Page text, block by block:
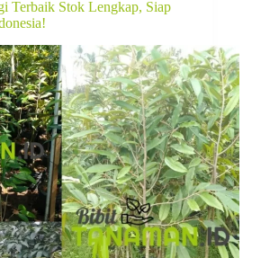
Terbaik Stok Lengkap, Siap